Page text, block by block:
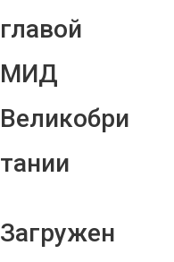
главой
МИД
Великобри
тании
Загружен